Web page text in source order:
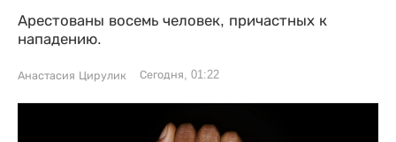
Арестованы восемь человек, причастных к
нападению.
Анастасия Цирулик Сегодня, 01:22